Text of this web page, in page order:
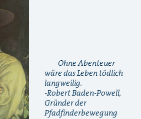
Ohne Abenteuer
wäre das Leben tödlich
langweilig.
-Robert Baden-Powell,
Gründer der
Pfadfinderbewegung